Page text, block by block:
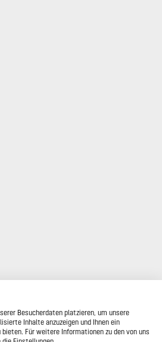
Besucherdaten platzieren, um unsere
Inhalte anzuzeigen und Ihnen ein
Für weitere Informationen zu den von uns